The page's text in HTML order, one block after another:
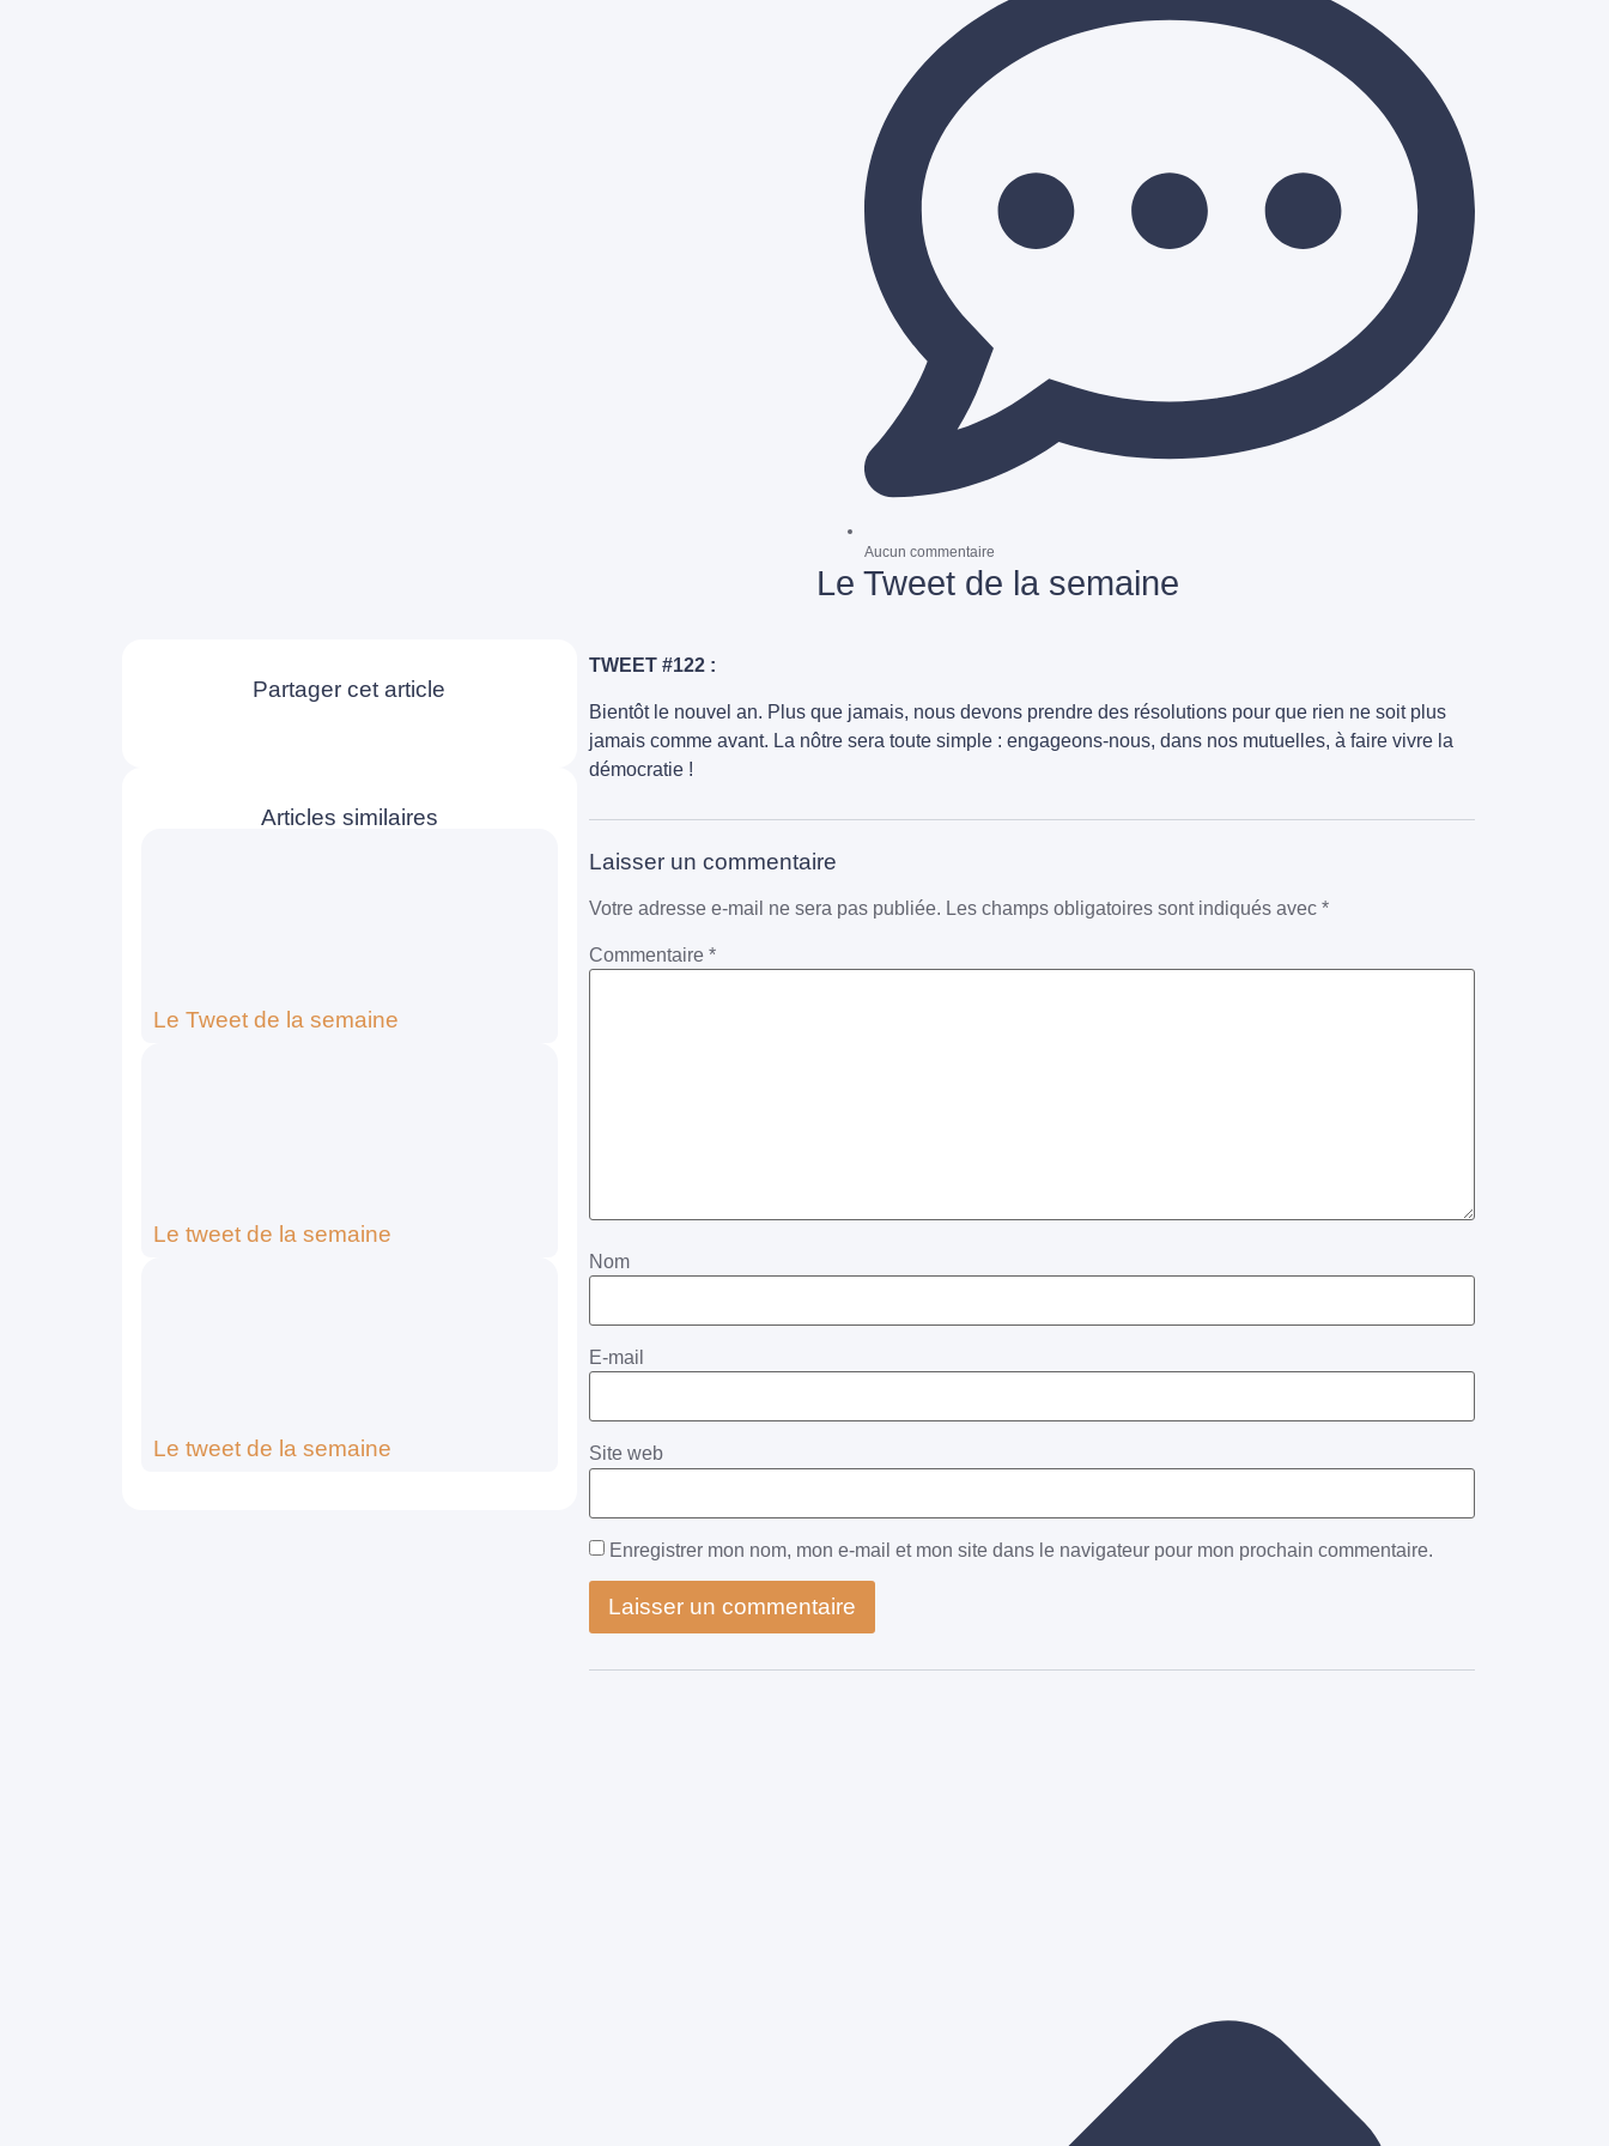
Aucun commentaire
Le Tweet de la semaine
Partager cet article
Articles similaires
Le Tweet de la semaine
Le tweet de la semaine
Le tweet de la semaine
TWEET #122 :
Bientôt le nouvel an. Plus que jamais, nous devons prendre des résolutions pour que rien ne soit plus
jamais comme avant. La nôtre sera toute simple : engageons-nous, dans nos mutuelles, à faire vivre la
démocratie !
Laisser un commentaire
Votre adresse e-mail ne sera pas publiée. Les champs obligatoires sont indiqués avec *
Commentaire *
Nom
E-mail
Site web
Enregistrer mon nom, mon e-mail et mon site dans le navigateur pour mon prochain commentaire.